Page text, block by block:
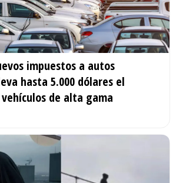
impuestos a autos
hasta 5.000 dólares el
de alta gama